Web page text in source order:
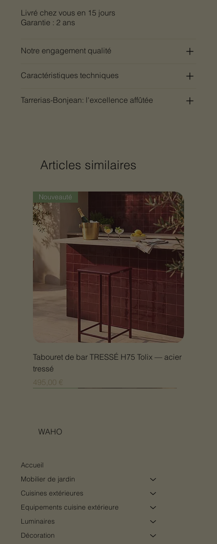
Livré chez vous en 15 jours
Garantie : 2 ans
Notre engagement qualité
Caractéristiques techniques
Tarrerias-Bonjean: l'excellence affûtée
Articles similaires
Nouveauté
Tabouret de bar TRESSÉ H75 Tolix — acier
tressé
Prix
495,00 €
WAHO
Accueil
Mobilier de jardin
Cuisines extérieures
Equipements cuisine extérieure
Luminaires
Décoration